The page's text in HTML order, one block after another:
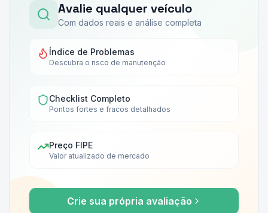
Avalie qualquer veículo
Com dados reais e análise completa
Índice de Problemas
Descubra o risco de manutenção
Checklist Completo
Pontos fortes e fracos detalhados
Preço FIPE
Valor atualizado de mercado
Crie sua própria avaliação